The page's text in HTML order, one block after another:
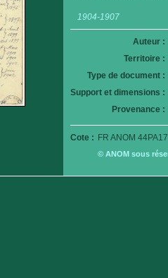
1904-1907
Auteur :
Territoire :
Type de document :
Support et dimensions :
Provenance :
Cote : FR ANOM
© ANOM sous